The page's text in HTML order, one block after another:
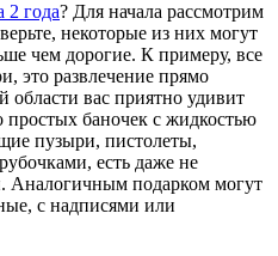
2 года? Для начала рассмотрим
некоторые из них могут
чем дорогие. К примеру, все
это развлечение прямо
вас приятно удивит
баночек с жидкостью
пузыри, пистолеты,
есть даже не
подарком могут
с надписями или